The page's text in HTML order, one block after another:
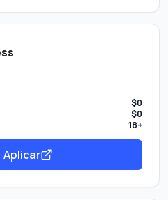
$0
$0
18+
Aplicar